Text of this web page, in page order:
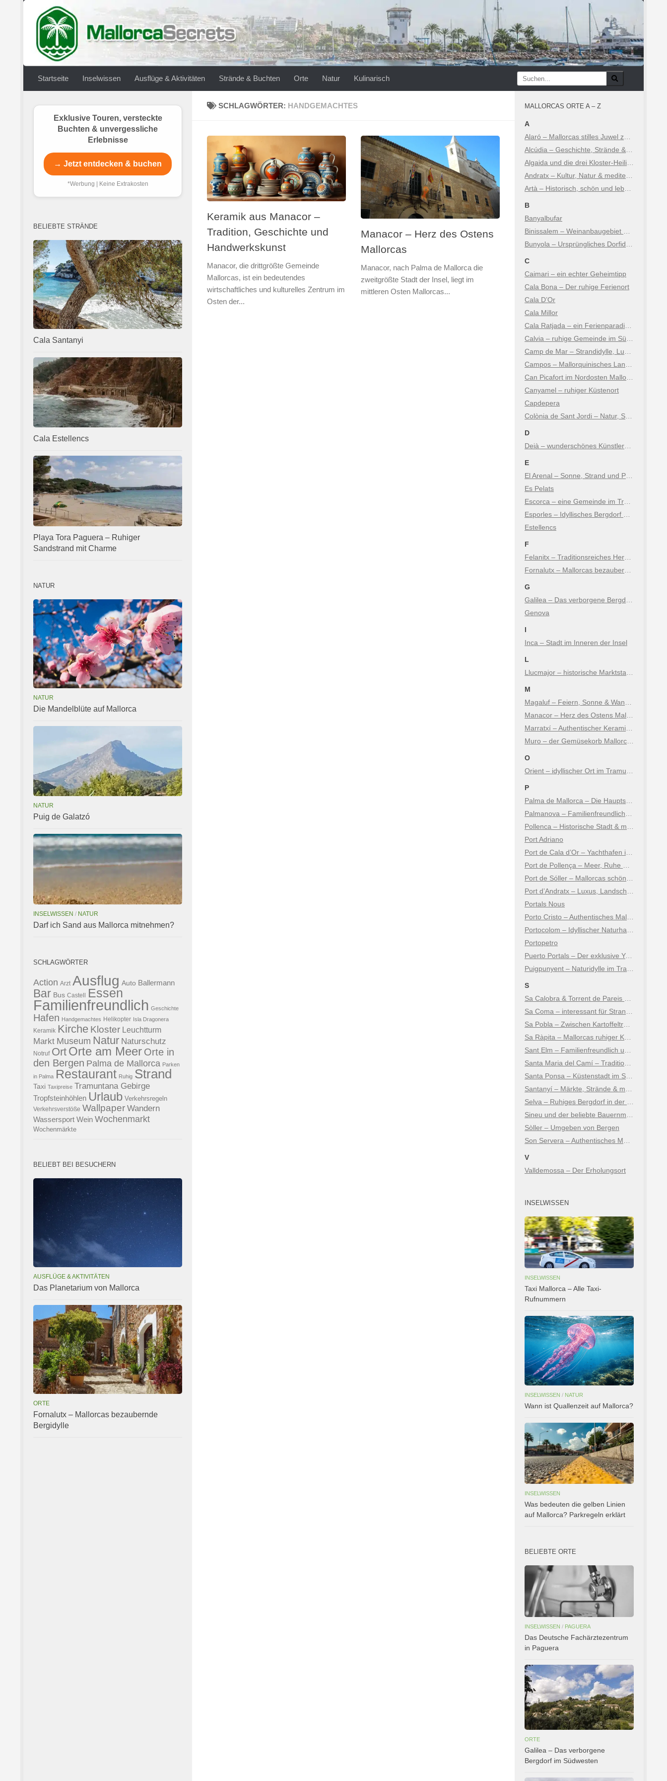
Zum Inhalt springen
Startseite Inselwissen Ausflüge & Aktivitäten Strände & Buchten Orte Natur Kulinarisch
SCHLAGWÖRTER: HANDGEMACHTES
Keramik aus Manacor –
Tradition, Geschichte und
Handwerkskunst
Manacor, die drittgrößte Gemeinde
Mallorcas, ist ein bedeutendes
wirtschaftliches und kulturelles Zentrum im
Osten der...
Manacor – Herz des Ostens
Mallorcas
Manacor, nach Palma de Mallorca die
zweitgrößte Stadt der Insel, liegt im
mittleren Osten Mallorcas...
Exklusive Touren, versteckte
Buchten & unvergessliche
Erlebnisse
→ Jetzt entdecken & buchen
*Werbung | Keine Extrakosten
BELIEBTE STRÄNDE
Cala Santanyi
Cala Estellencs
Playa Tora Paguera – Ruhiger
Sandstrand mit Charme
NATUR
NATUR
Die Mandelblüte auf Mallorca
NATUR
Puig de Galatzó
INSELWISSEN / NATUR
Darf ich Sand aus Mallorca mitnehmen?
SCHLAGWÖRTER
Action Arzt Ausflug Auto Ballermann
Bar Bus Castell Essen
Familienfreundlich Geschichte
Hafen Handgemachtes Helikopter Isla Dragonera
Keramik Kirche Kloster Leuchtturm
Markt Museum Natur Naturschutz
Notruf Ort Orte am Meer Orte in
den Bergen Palma de Mallorca Parken
in Palma Restaurant Ruhig Strand
Taxi Taxipreise Tramuntana Gebirge
Tropfsteinhöhlen Urlaub Verkehrsregeln
Verkehrsverstöße Wallpaper Wandern
Wassersport Wein Wochenmarkt
Wochenmärkte
BELIEBT BEI BESUCHERN
AUSFLÜGE & AKTIVITÄTEN
Das Planetarium von Mallorca
ORTE
Fornalutx – Mallorcas bezaubernde
Bergidylle
MALLORCAS ORTE A – Z
A
B
Banyalbufar
C
Caimari – ein echter Geheimtipp
Cala Bona – Der ruhige Ferienort
Cala D’Or
Cala Millor
Canyamel – ruhiger Küstenort
Capdepera
D
E
Es Pelats
Estellencs
F
G
Genova
I
Inca – Stadt im Inneren der Insel
L
M
O
P
Port Adriano
Portals Nous
Portopetro
Puerto Portals – Der exklusive Yachthafen
S
Sòller – Umgeben von Bergen
V
Valldemossa – Der Erholungsort
INSELWISSEN
INSELWISSEN
Taxi Mallorca – Alle Taxi-
Rufnummern
INSELWISSEN / NATUR
Wann ist Quallenzeit auf Mallorca?
INSELWISSEN
Was bedeuten die gelben Linien
auf Mallorca? Parkregeln erklärt
BELIEBTE ORTE
INSELWISSEN / PAGUERA
Das Deutsche Fachärztezentrum
in Paguera
ORTE
Galilea – Das verborgene
Bergdorf im Südwesten